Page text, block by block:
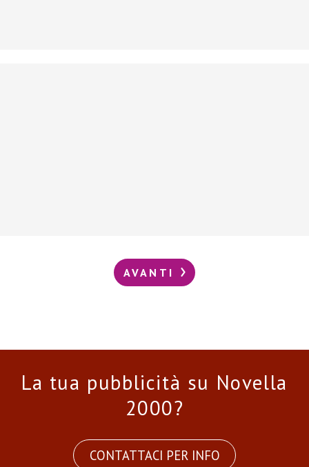
AVANTI
La tua pubblicità su Novella
2000?
CONTATTACI PER INFO